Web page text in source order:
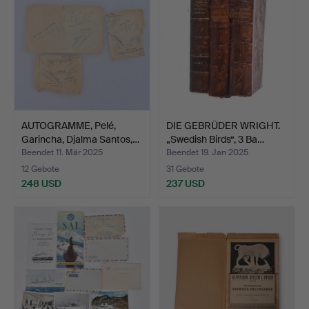
AUTOGRAMME, Pelé,
Garincha, Djalma Santos,…
Beendet 11. Mär 2025
12 Gebote
248 USD
DIE GEBRÜDER WRIGHT.
„Swedish Birds“, 3 Ba…
Beendet 19. Jan 2025
31 Gebote
237 USD